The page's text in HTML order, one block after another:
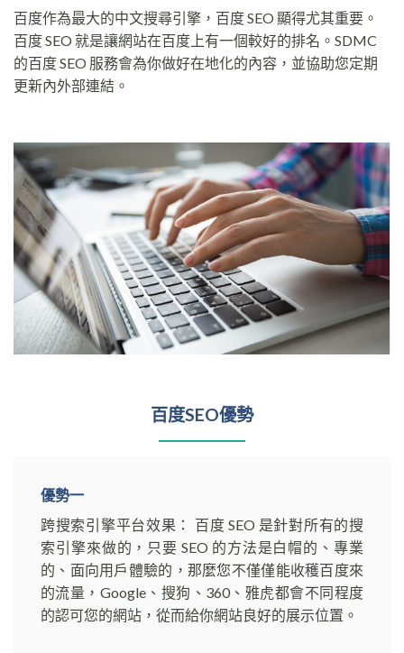
百度作為最大的中文搜尋引擎，百度 SEO 顯得尤其重要。
百度 SEO 就是讓網站在百度上有一個較好的排名。SDMC
的百度 SEO 服務會為你做好在地化的內容，並協助您定期
更新內外部連結。
百度SEO優勢
優勢一
跨搜索引擎平台效果： 百度 SEO 是針對所有的搜
索引擎來做的，只要 SEO 的方法是白帽的、專業
的、面向用戶體驗的，那麼您不僅僅能收穫百度來
的流量，Google、搜狗、360、雅虎都會不同程度
的認可您的網站，從而給你網站良好的展示位置。